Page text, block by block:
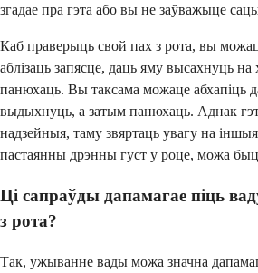
згадае пра гэта або вы не заўважыце
Каб праверыць свой пах з рота, вы
аблізаць запясце, даць яму высахнуць на
панюхаць. Вы таксама можаце абхапіць
выдыхнуць, а затым панюхаць. Аднак
надзейныя, таму звяртаць увагу на
пастаянны дрэнны густ у роце, можа
Ці сапраўды дапамагае піць
з рота?
Так, ужыванне вады можа значна